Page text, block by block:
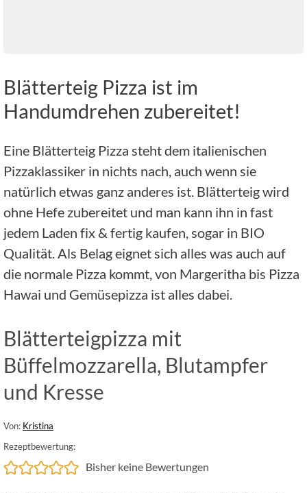
Blätterteig Pizza ist im
Handumdrehen zubereitet!
Eine Blätterteig Pizza steht dem italienischen
Pizzaklassiker in nichts nach, auch wenn sie
natürlich etwas ganz anderes ist. Blätterteig wird
ohne Hefe zubereitet und man kann ihn in fast
jedem Laden fix & fertig kaufen, sogar in BIO
Qualität. Als Belag eignet sich alles was auch auf
die normale Pizza kommt, von Margeritha bis Pizza
Hawai und Gemüsepizza ist alles dabei.
Blätterteigpizza mit
Büffelmozzarella, Blutampfer
und Kresse
Von: Kristina
Rezeptbewertung:
Bisher keine Bewertungen